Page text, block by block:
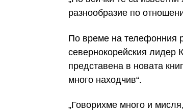
разнообразие по
По време на телефонния
севернокорейския лидер
представена в новата
много находчив“.
„Говорихме много и